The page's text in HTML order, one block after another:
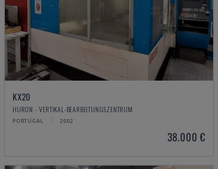
KX20
HURON - VERTIKAL-BEARBEITUNGSZENTRUM
PORTUGAL 2002
38.000 €